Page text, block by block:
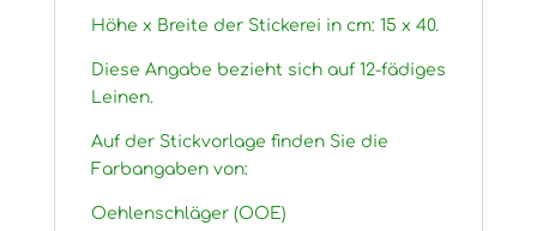
Höhe x Breite der Stickerei in cm: 15 x 40.
Diese Angabe bezieht sich auf 12-fädiges
Leinen.
Auf der Stickvorlage finden Sie die
Farbangaben von:
Oehlenschläger (OOE)